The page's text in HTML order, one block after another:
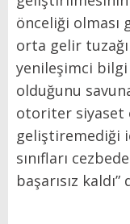
önceliği
orta gelir
yenileşimci
olduğunu
otoriter siyaset
geliştiremediği
sınıfları
başarısız kaldı”